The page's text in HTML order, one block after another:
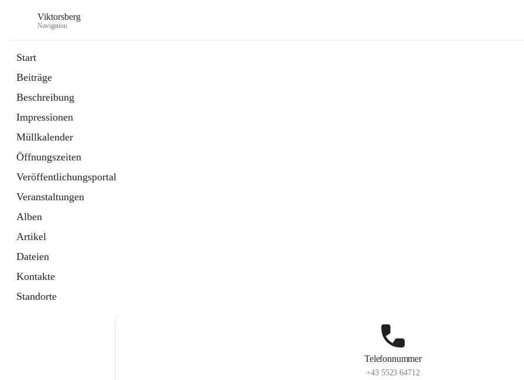
Viktorsberg
Navigation
Start
Beiträge
Beschreibung
Impressionen
Müllkalender
Öffnungszeiten
Veröffentlichungsportal
Veranstaltungen
Alben
Artikel
Dateien
Kontakte
Standorte
Telefonnummer
+43 5523 64712